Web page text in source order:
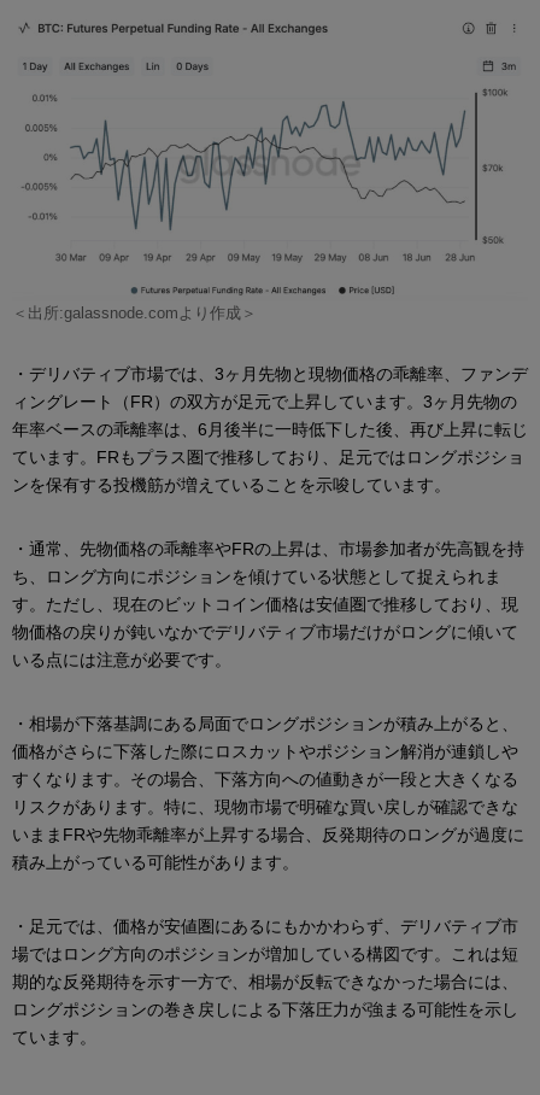
＜出所:galassnode.comより作成＞
・デリバティブ市場では、3ヶ月先物と現物価格の乖離率、ファンデ
ィングレート（FR）の双方が足元で上昇しています。3ヶ月先物の
年率ベースの乖離率は、6月後半に一時低下した後、再び上昇に転じ
ています。FRもプラス圏で推移しており、足元ではロングポジショ
ンを保有する投機筋が増えていることを示唆しています。
・通常、先物価格の乖離率やFRの上昇は、市場参加者が先高観を持
ち、ロング方向にポジションを傾けている状態として捉えられま
す。ただし、現在のビットコイン価格は安値圏で推移しており、現
物価格の戻りが鈍いなかでデリバティブ市場だけがロングに傾いて
いる点には注意が必要です。
・相場が下落基調にある局面でロングポジションが積み上がると、
価格がさらに下落した際にロスカットやポジション解消が連鎖しや
すくなります。その場合、下落方向への値動きが一段と大きくなる
リスクがあります。特に、現物市場で明確な買い戻しが確認できな
いままFRや先物乖離率が上昇する場合、反発期待のロングが過度に
積み上がっている可能性があります。
・足元では、価格が安値圏にあるにもかかわらず、デリバティブ市
場ではロング方向のポジションが増加している構図です。これは短
期的な反発期待を示す一方で、相場が反転できなかった場合には、
ロングポジションの巻き戻しによる下落圧力が強まる可能性を示し
ています。